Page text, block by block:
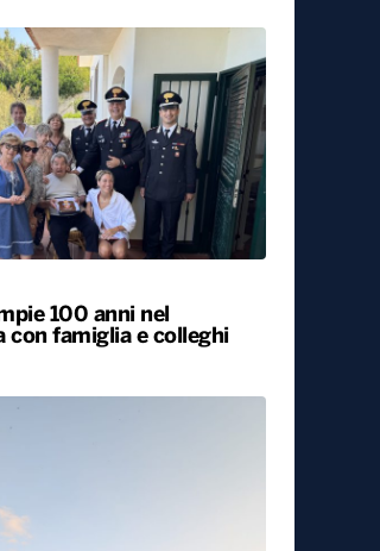
100 anni nel
con famiglia e colleghi